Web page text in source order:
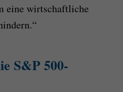
eine wirtschaftliche
S&P 500-